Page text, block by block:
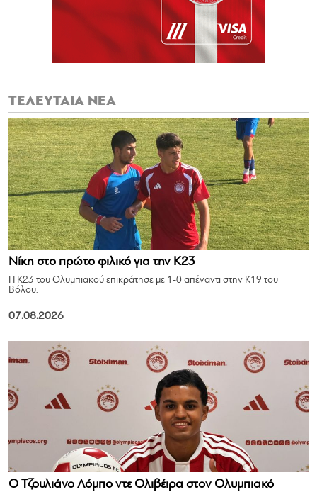
ΤΕΛΕΥΤΑΙΑ ΝΕΑ
Νίκη στο πρώτο φιλικό για την Κ23
Η Κ23 του Ολυμπιακού επικράτησε με 1-0 απέναντι στην Κ19 του
Βόλου.
07.08.2026
Ο Τζουλιάνο Λόμπο ντε Ολιβέιρα στον Ολυμπιακό